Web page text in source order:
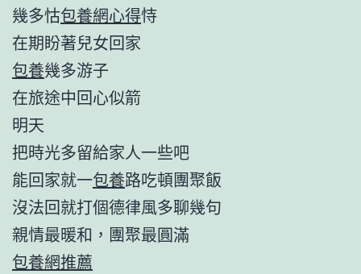
幾多怙包養網心得恃
在期盼著兒女回家
包養幾多游子
在旅途中回心似箭
明天
把時光多留給家人一些吧
能回家就一包養路吃頓團聚飯
沒法回就打個德律風多聊幾句
親情最暖和，團聚最圓滿
包養網推薦